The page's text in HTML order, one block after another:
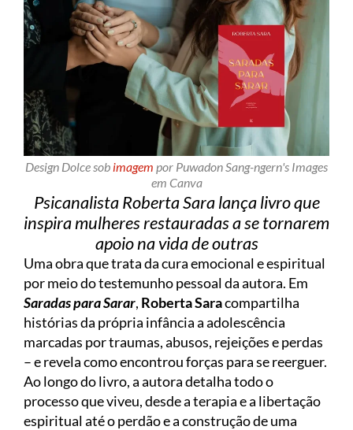
Design Dolce sob imagem por Puwadon Sang-ngern's Images
em Canva
Psicanalista Roberta Sara lança livro que
inspira mulheres restauradas a se tornarem
apoio na vida de outras
Uma obra que trata da cura emocional e espiritual
por meio do testemunho pessoal da autora. Em
Saradas para Sarar, Roberta Saracompartilha
histórias da própria infância a adolescência
marcadas por traumas, abusos, rejeições e perdas
– e revela como encontrou forças para se reerguer.
Ao longo do livro, a autora detalha todo o
processo que viveu, desde a terapia e a libertação
espiritual até o perdão e a construção de uma